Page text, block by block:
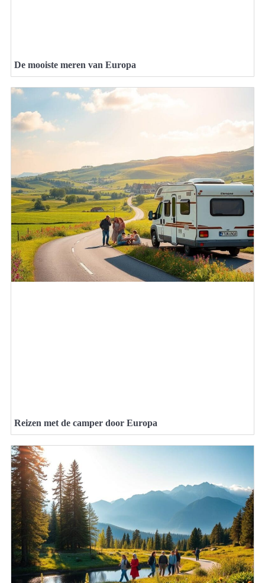
De mooiste meren van Europa
Reizen met de camper door Europa